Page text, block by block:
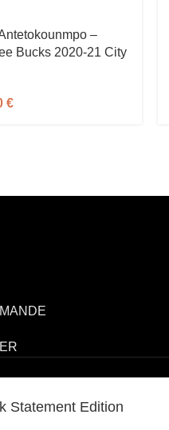
–
Bucks 2020-21 City
€
Statement Edition